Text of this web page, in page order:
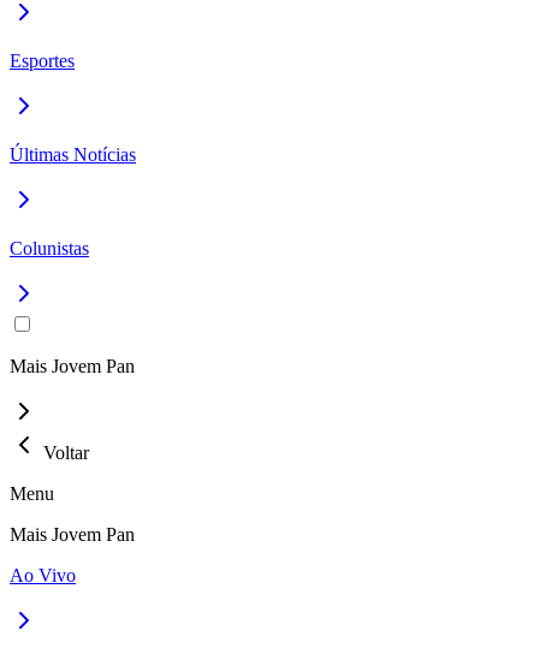
Esportes
Últimas Notícias
Colunistas
Mais Jovem Pan
Voltar
Menu
Mais Jovem Pan
Ao Vivo